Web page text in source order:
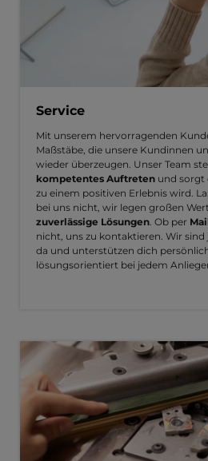
Service
Mit unserem hervorragenden
Maßstäbe, die unsere Kundinnen
wieder überzeugen. Unser Team
kompetentes Auftreten und sorgt
zu einem positiven Erlebnis wird.
bei uns nicht, wir legen großen
zuverlässige Lösungen. Ob per
nicht, uns zu kontaktieren. Wir
da und unterstützen dich
lösungsorientiert bei jedem